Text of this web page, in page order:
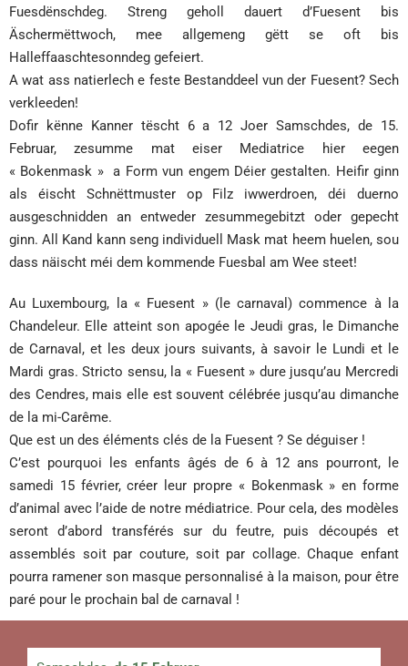
Fuesdënschdeg. Streng geholl dauert d’Fuesent bis
Äschermëttwoch, mee allgemeng gëtt se oft bis
Halleffaaschtesonndeg gefeiert.
A wat ass natierlech e feste Bestanddeel vun der Fuesent? Sech
verkleeden!
Dofir kënne Kanner tëscht 6 a 12 Joer Samschdes, de 15.
Februar, zesumme mat eiser Mediatrice hier eegen
« Bokenmask » a Form vun engem Déier gestalten. Heifir ginn
als éischt Schnëttmuster op Filz iwwerdroen, déi duerno
ausgeschnidden an entweder zesummegebitzt oder gepecht
ginn. All Kand kann seng individuell Mask mat heem huelen, sou
dass näischt méi dem kommende Fuesbal am Wee steet!
Au Luxembourg, la « Fuesent » (le carnaval) commence à la
Chandeleur. Elle atteint son apogée le Jeudi gras, le Dimanche
de Carnaval, et les deux jours suivants, à savoir le Lundi et le
Mardi gras. Stricto sensu, la « Fuesent » dure jusqu’au Mercredi
des Cendres, mais elle est souvent célébrée jusqu’au dimanche
de la mi-Carême.
Que est un des éléments clés de la Fuesent ? Se déguiser !
C’est pourquoi les enfants âgés de 6 à 12 ans pourront, le
samedi 15 février, créer leur propre « Bokenmask » en forme
d’animal avec l’aide de notre médiatrice. Pour cela, des modèles
seront d’abord transférés sur du feutre, puis découpés et
assemblés soit par couture, soit par collage. Chaque enfant
pourra ramener son masque personnalisé à la maison, pour être
paré pour le prochain bal de carnaval !